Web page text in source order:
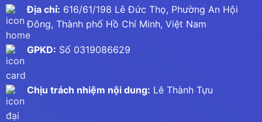
Địa chỉ: 616/61/198 Lê Đức Thọ, Phường An Hội
Đông, Thành phố Hồ Chí Minh, Việt Nam
GPKD: Số 0319086629
Chịu trách nhiệm nội dung: Lê Thành Tựu